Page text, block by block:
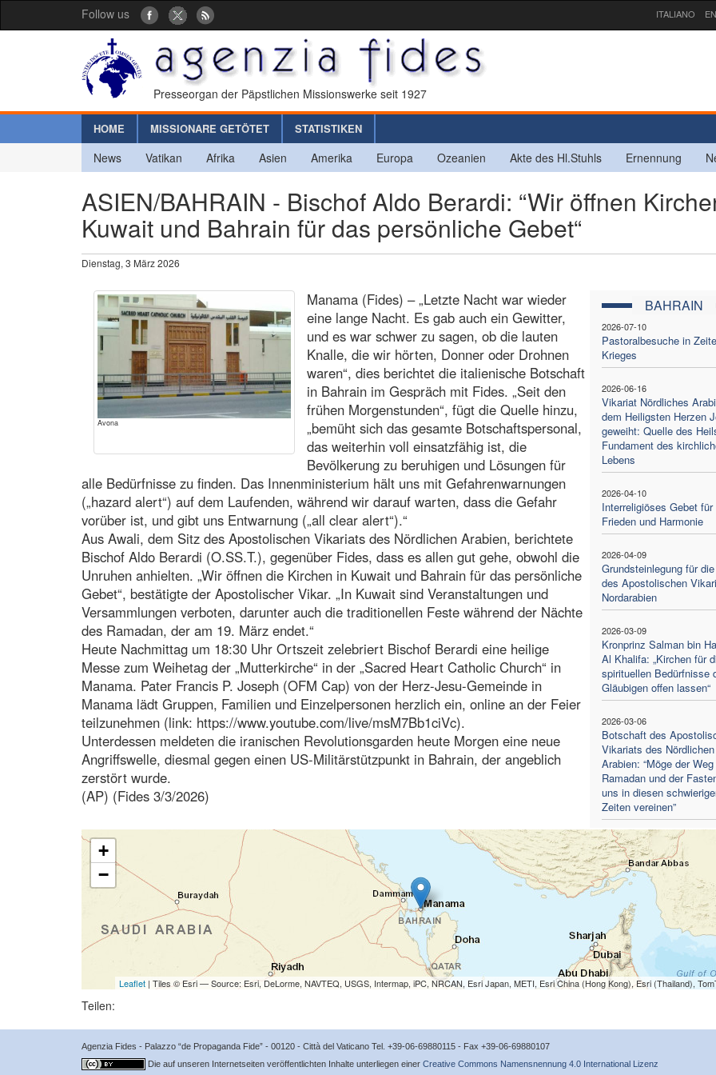
Follow us ITALIANO
Presseorgan der Päpstlichen Missionswerke seit 1927
HOME MISSIONARE GETÖTET STATISTIKEN
News Vatikan Afrika Asien Amerika Europa Ozeanien Akte des Hl.Stuhls Ernennung
ASIEN/BAHRAIN - Bischof Aldo Berardi: “Wir öffnen
Kuwait und Bahrain für das persönliche Gebet“
Dienstag, 3 März 2026
Avona
BAHRAIN
2026-07-10
Pastoralbesuche in
Krieges
2026-06-16
Vikariat Nördliches
dem Heiligsten Herzen
geweiht: Quelle des
Fundament des
Lebens
2026-04-10
Interreligiöses Gebet für
Frieden und Harmonie
2026-04-09
Grundsteinlegung für
des Apostolischen
Nordarabien
2026-03-09
Kronprinz Salman bin
Al Khalifa: „Kirchen für
spirituellen Bedürfnisse
Gläubigen offen lassen“
2026-03-06
Botschaft des
Vikariats des Nördlichen
Arabien: “Möge der
Ramadan und der
uns in diesen
Zeiten vereinen”
Manama (Fides) – „Letzte Nacht war wieder
eine lange Nacht. Es gab auch ein Gewitter,
und es war schwer zu sagen, ob die lauten
Knalle, die wir hörten, Donner oder Drohnen
waren“, dies berichtet die italienische Botschaft
in Bahrain im Gespräch mit Fides. „Seit den
frühen Morgenstunden“, fügt die Quelle hinzu,
„bemüht sich das gesamte Botschaftspersonal,
das weiterhin voll einsatzfähig ist, die
Bevölkerung zu beruhigen und Lösungen für
alle Bedürfnisse zu finden. Das Innenministerium hält uns mit Gefahrenwarnungen
(„hazard alert“) auf dem Laufenden, während wir darauf warten, dass die Gefahr
vorüber ist, und gibt uns Entwarnung („all clear alert“).“
Aus Awali, dem Sitz des Apostolischen Vikariats des Nördlichen Arabien, berichtete
Bischof Aldo Berardi (O.SS.T.), gegenüber Fides, dass es allen gut gehe, obwohl die
Unruhen anhielten. „Wir öffnen die Kirchen in Kuwait und Bahrain für das persönliche
Gebet“, bestätigte der Apostolischer Vikar. „In Kuwait sind Veranstaltungen und
Versammlungen verboten, darunter auch die traditionellen Feste während der Nächte
des Ramadan, der am 19. März endet.“
Heute Nachmittag um 18:30 Uhr Ortszeit zelebriert Bischof Berardi eine heilige
Messe zum Weihetag der „Mutterkirche“ in der „Sacred Heart Catholic Church“ in
Manama. Pater Francis P. Joseph (OFM Cap) von der Herz-Jesu-Gemeinde in
Manama lädt Gruppen, Familien und Einzelpersonen herzlich ein, online an der Feier
teilzunehmen (link: https://www.youtube.com/live/msM7Bb1ciVc).
Unterdessen meldeten die iranischen Revolutionsgarden heute Morgen eine neue
Angriffswelle, diesmal gegen einen US-Militärstützpunkt in Bahrain, der angeblich
zerstört wurde.
(AP) (Fides 3/3/2026)
+
−
Leaflet| Tiles © Esri — Source: Esri, DeLorme, NAVTEQ, USGS, Intermap, iPC, NRCAN, Esri Japan, METI, Esri China (Hong Kong), Esri (Thailand),
Teilen:
Agenzia Fides - Palazzo “de Propaganda Fide” - 00120 - Città del Vaticano Tel. +39-06-69880115 - Fax +39-06-69880107
Die auf unseren Internetseiten veröffentlichten Inhalte unterliegen einer Creative Commons Namensnennung 4.0 International Lizenz